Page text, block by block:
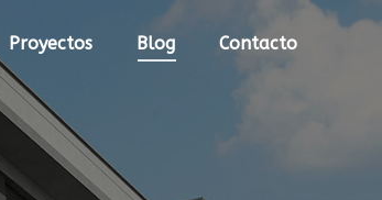
Proyectos Blog Contacto